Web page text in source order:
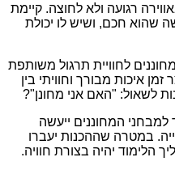
רגועה ולא לחוצה. קיימת
שהוא חכם, ושיש לו יכולת
לחוויית תרגול משותפת
איכות מבורך וחוויתי בין
לשאול: "האם אני מחונן"?
המחוננים ייעשה
במטרה שההכנות יעברו
הלימוד יהיה בצורת חוויה.